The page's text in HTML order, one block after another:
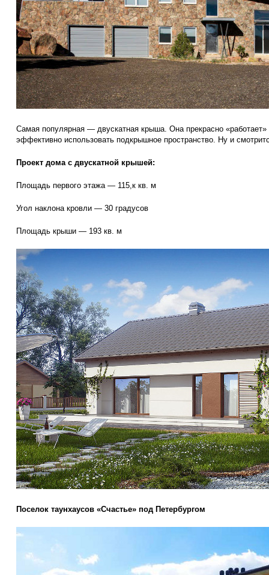
Самая популярная — двускатная крыша. Она прекрасно «работает»
эффективно использовать подкрышное пространство. Ну и
Проект дома с двускатной крышей:
Площадь первого этажа — 115,к кв. м
Угол наклона кровли — 30 градусов
Площадь крыши — 193 кв. м
Поселок таунхаусов «Счастье» под Петербургом